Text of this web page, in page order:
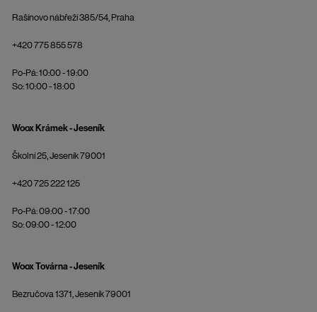
Rašínovo nábřeží 385/54, Praha
+420 775 855 578
Po-Pá: 10:00 - 19:00
So: 10:00 - 18:00
Woox Krámek - Jeseník
Školní 25, Jeseník 79001
+420 725 222 125
Po-Pá: 09:00 - 17:00
So: 09:00 - 12:00
Woox Továrna - Jeseník
Bezručova 1371, Jeseník 79001